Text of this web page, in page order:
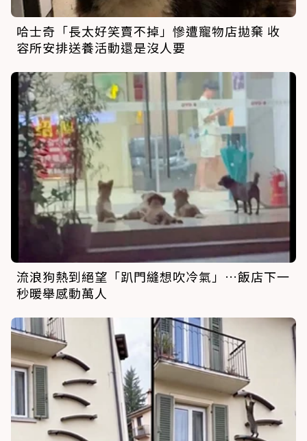
哈士奇「長太好笑賣不掉」慘遭寵物店拋棄 收
容所安排送養活動還是沒人要
流浪狗熱到絕望「趴門縫想吹冷氣」…飯店下一
秒暖舉感動萬人